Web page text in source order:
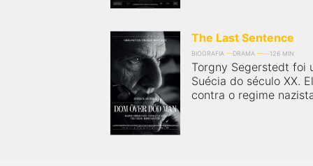
The Last Sentence
BIOGRAFIA DRAMA 126 MIN
Torgny Segerstedt foi
Suécia do século XX.
contra o regime